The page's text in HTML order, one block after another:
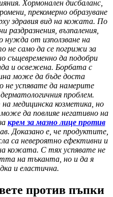
Хормонален дисбаланс,
прекомерно образуване
здравия вид на кожата. По
раздразнения, възпаления,
нужда от използване на
не само да се погрижи за
същевременно да подобри
и освежена. Борбата с
може да бъде доста
не успявате да намерите
проблем.
медицинска козметика, но
да повлияе негативно на
крем за мазно лице против
Доказано е, че продуктите,
са невероятно ефективни и
кожата. С тях успявате не
на тъканта, но и да я
и еластична.
против пъпки